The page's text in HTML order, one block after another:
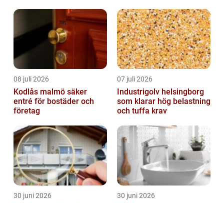
08 juli 2026
Kodlås malmö säker
entré för bostäder och
företag
07 juli 2026
Industrigolv helsingborg
som klarar hög belastning
och tuffa krav
30 juni 2026 30 juni 2026